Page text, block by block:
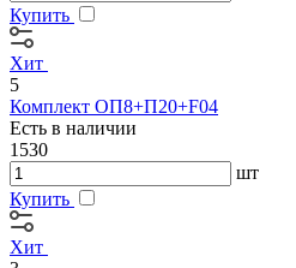
Купить
Хит
5
Комплект ОП8+П20+F04
Есть в наличии
1530
шт
Купить
Хит